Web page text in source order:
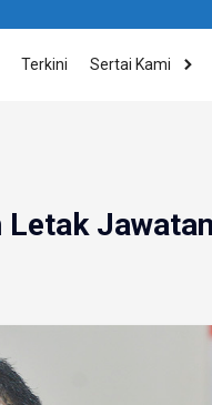
Terkini Sertai Kami
Jawatan